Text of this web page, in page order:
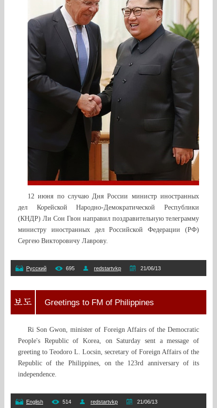
12 июня по случаю Дня России министр иностранных
дел Корейской Народно-Демократической Республики
(КНДР) Ли Сон Гвон направил поздравительную телеграмму
министру иностранных дел Российской Федерации (РФ)
Сергею Викторовичу Лаврову.
Русский 695 redstartvkp 21/06/13
Greetings to FM of Philippines
Ri Son Gwon, minister of Foreign Affairs of the Democratic
People's Republic of Korea, on Saturday sent a message of
greeting to Teodoro L. Locsin, secretary of Foreign Affairs of the
Republic of the Philippines, on the 123rd anniversary of its
independence.
English 514 redstartvkp 21/06/13